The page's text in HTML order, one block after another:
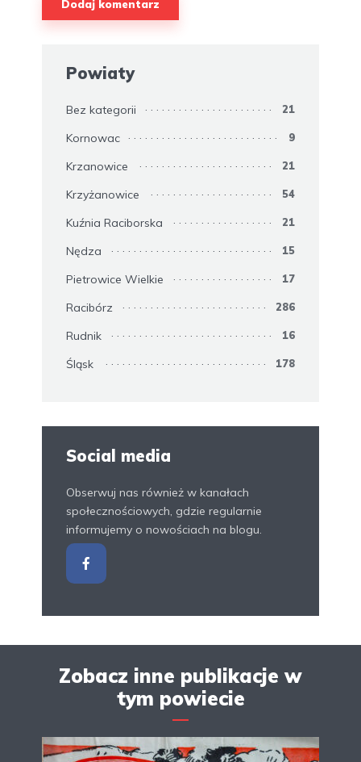
Powiaty
Bez kategorii 21
Kornowac 9
Krzanowice 21
Krzyżanowice 54
Kuźnia Raciborska 21
Nędza 15
Pietrowice Wielkie 17
Racibórz 286
Rudnik 16
Śląsk 178
Social media
Obserwuj nas również w kanałach
społecznościowych, gdzie regularnie
informujemy o nowościach na blogu.
Zobacz inne publikacje w
tym powiecie